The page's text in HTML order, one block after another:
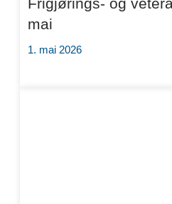
Frigjørings- og
mai
1. mai 2026